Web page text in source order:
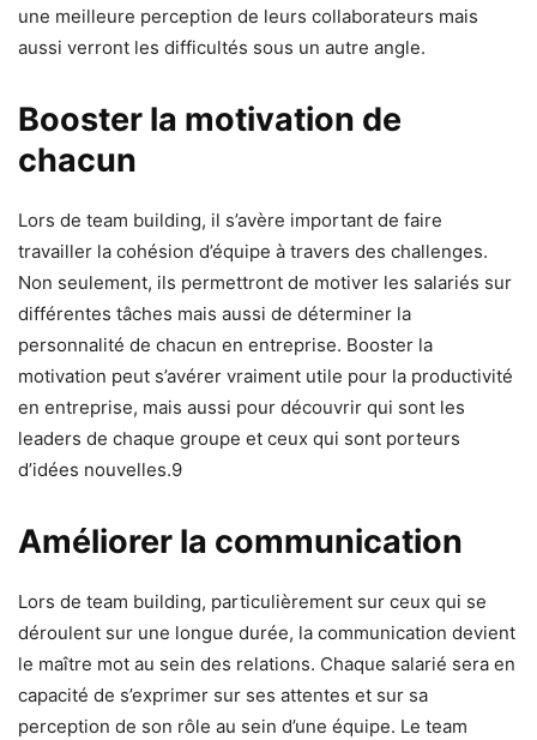
une meilleure perception de leurs collaborateurs mais
aussi verront les difficultés sous un autre angle.
Booster la motivation de
chacun
Lors de team building, il s’avère important de faire
travailler la cohésion d’équipe à travers des challenges.
Non seulement, ils permettront de motiver les salariés sur
différentes tâches mais aussi de déterminer la
personnalité de chacun en entreprise. Booster la
motivation peut s’avérer vraiment utile pour la productivité
en entreprise, mais aussi pour découvrir qui sont les
leaders de chaque groupe et ceux qui sont porteurs
d’idées nouvelles.9
Améliorer la communication
Lors de team building, particulièrement sur ceux qui se
déroulent sur une longue durée, la communication devient
le maître mot au sein des relations. Chaque salarié sera en
capacité de s’exprimer sur ses attentes et sur sa
perception de son rôle au sein d’une équipe. Le team